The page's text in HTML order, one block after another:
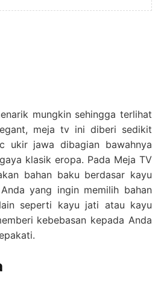
mungkin sehingga terlihat
meja tv ini diberi sedikit
ukir jawa dibagian bawahnya
klasik eropa. Pada Meja TV
bahan baku berdasar kayu
yang ingin memilih bahan
seperti kayu jati atau kayu
kebebasan kepada Anda